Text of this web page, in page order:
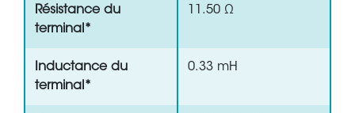
Résistance du
terminal*
11.50 Ω
Inductance du
terminal*
0.33 mH